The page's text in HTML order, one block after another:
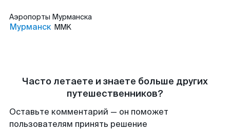
Аэропорты Мурманска
Мурманск MMK
Часто летаете и знаете больше других
путешественников?
Оставьте комментарий — он поможет
пользователям принять решение